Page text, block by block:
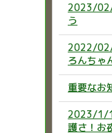
2023/
う
2022/
ろんちゃ
重要なお
2023/1/
護さ！お